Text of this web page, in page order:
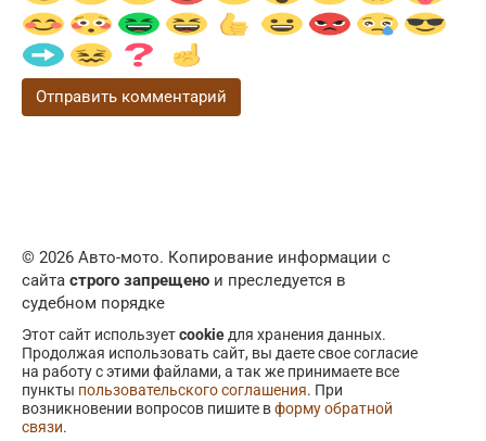
© 2026 Авто-мото. Копирование информации с
сайта строго запрещено и преследуется в
судебном порядке
Этот сайт используетcookie для хранения данных.
Продолжая использовать сайт, вы даете свое согласие
на работу с этими файлами, а так же принимаете все
пункты пользовательского соглашения. При
возникновении вопросов пишите вформу обратной
связи.